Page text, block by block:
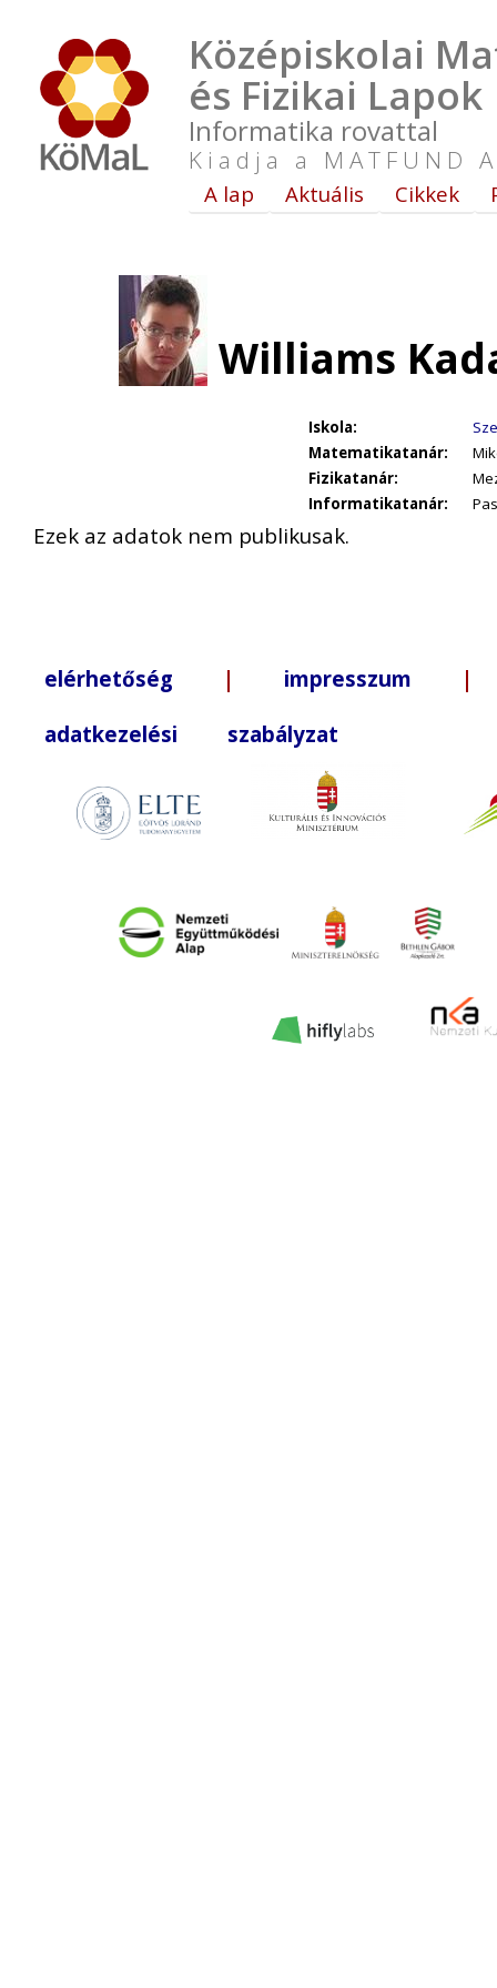
Középiskolai
és Fizikai Lapok
Informatika rovattal
Kiadja a MATFUND
A lap Aktuális Cikkek
Williams
Iskola:
Matematikatanár:
Fizikatanár:
Informatikatanár:
Ezek az adatok nem publikusak.
elérhetőség | impresszum |
adatkezelési szabályzat